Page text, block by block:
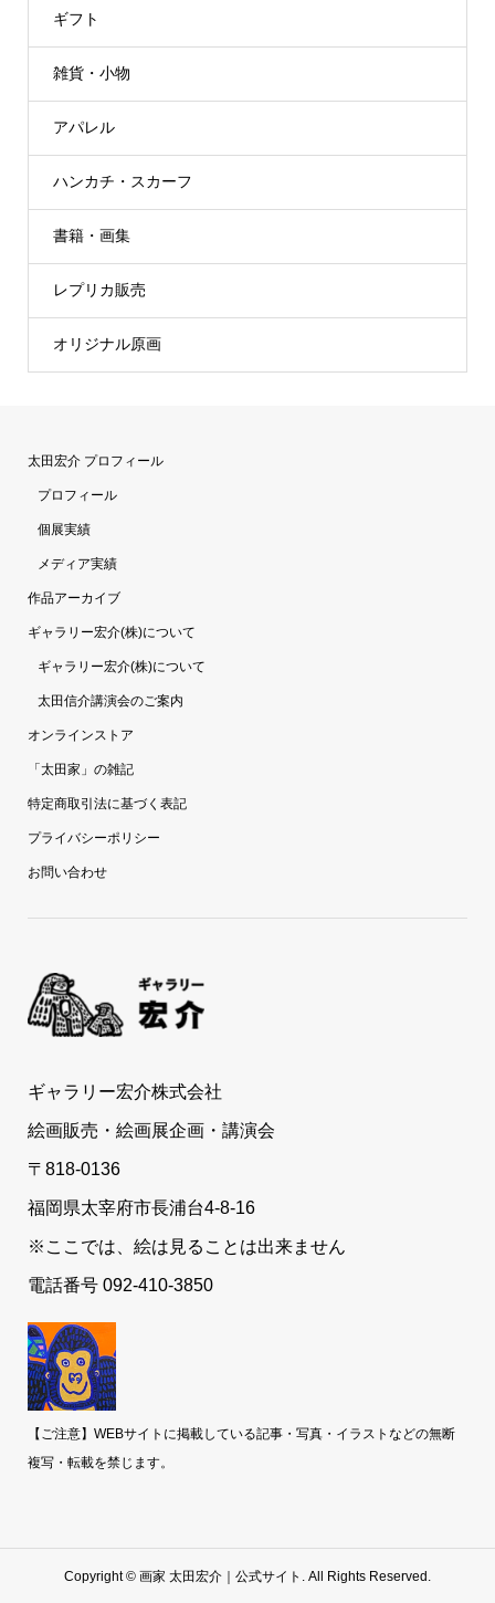
ギフト
雑貨・小物
アパレル
ハンカチ・スカーフ
書籍・画集
レプリカ販売
オリジナル原画
太田宏介 プロフィール
プロフィール
個展実績
メディア実績
作品アーカイブ
ギャラリー宏介(株)について
ギャラリー宏介(株)について
太田信介講演会のご案内
オンラインストア
「太田家」の雑記
特定商取引法に基づく表記
プライバシーポリシー
お問い合わせ
ギャラリー宏介株式会社
絵画販売・絵画展企画・講演会
〒818-0136
福岡県太宰府市長浦台4-8-16
※ここでは、絵は見ることは出来ません
電話番号 092-410-3850
【ご注意】WEBサイトに掲載している記事・写真・イラストなどの無断
複写・転載を禁じます。
Copyright © 画家 太田宏介｜公式サイト. All Rights Reserved.